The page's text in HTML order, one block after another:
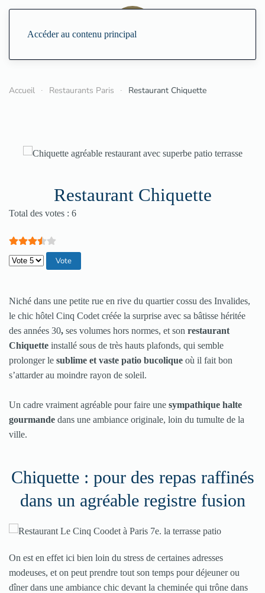
Accéder au contenu principal
Accueil Restaurants Paris Restaurant Chiquette
Restaurant Chiquette
Vote utilisateur: 3.5
Total des votes : 6
Veuillez voter
Niché dans une petite rue en rive du quartier cossu des Invalides,
le chic hôtel Cinq Codet créée la surprise avec sa bâtisse héritée
des années 30, ses volumes hors normes, et son restaurant
Chiquette installé sous de très hauts plafonds, qui semble
prolonger le sublime et vaste patio bucolique où il fait bon
s’attarder au moindre rayon de soleil.
Un cadre vraiment agréable pour faire une sympathique halte
gourmande dans une ambiance originale, loin du tumulte de la
ville.
Chiquette : pour des repas raffinés
dans un agréable registre fusion
On est en effet ici bien loin du stress de certaines adresses
modeuses, et on peut prendre tout son temps pour déjeuner ou
dîner dans une ambiance chic devant la cheminée qui trône dans